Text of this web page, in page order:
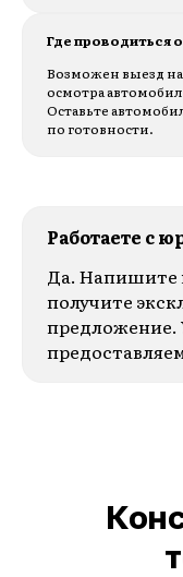
Где проводиться
Возможен выезд
осмотра
Оставьте
по готовности.
Работаете с
Да. Напишите
получите
предложение.